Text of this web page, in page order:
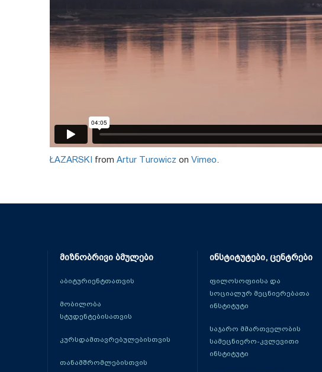
ŁAZARSKI from Artur Turowicz on Vimeo.
მიზნობრივი ბმულები
აბიტურიენტთათვის
მობილობა
სტუდენტებისათვის
კურსდამთავრებულებისთვის
თანამშრომლებისთვის
ინსტიტუტები, ცენტრები
ფილოსოფიისა და
სოციალურ მეცნიერებათა
ინსტიტუტი
საჯარო მმართველობის
სამეცნიერო-კვლევითი
ინსტიტუტი